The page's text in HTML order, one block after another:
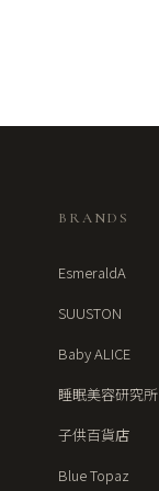
BRANDS
EsmeraldA
SUUSTON
Baby ALICE
睡眠美容研究所
子供百貨店
Blue Topaz